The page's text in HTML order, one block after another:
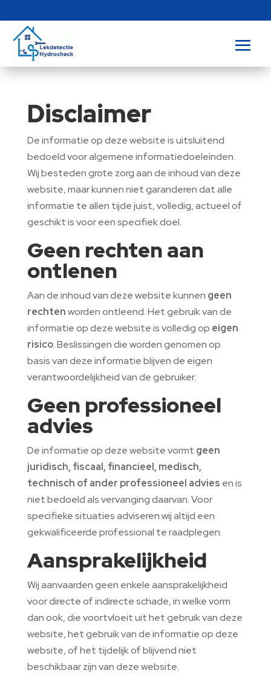
Disclaimer
De informatie op deze website is uitsluitend
bedoeld voor algemene informatiedoeleinden.
Wij besteden grote zorg aan de inhoud van deze
website, maar kunnen niet garanderen dat alle
informatie te allen tijde juist, volledig, actueel of
geschikt is voor een specifiek doel.
Geen rechten aan
ontlenen
Aan de inhoud van deze website kunnen geen
rechtenworden ontleend. Het gebruik van de
informatie op deze website is volledig op eigen
risico. Beslissingen die worden genomen op
basis van deze informatie blijven de eigen
verantwoordelijkheid van de gebruiker.
Geen professioneel
advies
De informatie op deze website vormt geen
juridisch, fiscaal, financieel, medisch,
technisch of ander professioneel advies en is
niet bedoeld als vervanging daarvan. Voor
specifieke situaties adviseren wij altijd een
gekwalificeerde professional te raadplegen.
Aansprakelijkheid
Wij aanvaarden geen enkele aansprakelijkheid
voor directe of indirecte schade, in welke vorm
dan ook, die voortvloeit uit het gebruik van deze
website, het gebruik van de informatie op deze
website, of het tijdelijk of blijvend niet
beschikbaar zijn van deze website.